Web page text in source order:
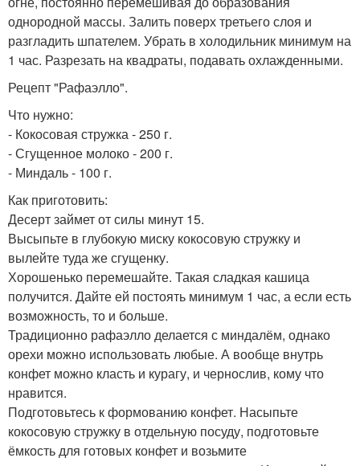
однородной массы. Залить поверх третьего слоя и
разгладить шпателем. Убрать в холодильник минимум на
1 час. Разрезать на квадраты, подавать охлажденными.
Рецепт "Рафаэлло".
Что нужно:
- Кокосовая стружка - 250 г.
- Сгущенное молоко - 200 г.
- Миндаль - 100 г.
Как приготовить:
Десерт займет от силы минут 15.
Высыпьте в глубокую миску кокосовую стружку и
вылейте туда же сгущенку.
Хорошенько перемешайте. Такая сладкая кашица
получится. Дайте ей постоять минимум 1 час, а если есть
возможность, то и больше.
Традиционно рафаэлло делается с миндалём, однако
орехи можно использовать любые. А вообще внутрь
конфет можно класть и курагу, и чернослив, кому что
нравится.
Подготовьтесь к формованию конфет. Насыпьте
кокосовую стружку в отдельную посуду, подготовьте
ёмкость для готовых конфет и возьмите